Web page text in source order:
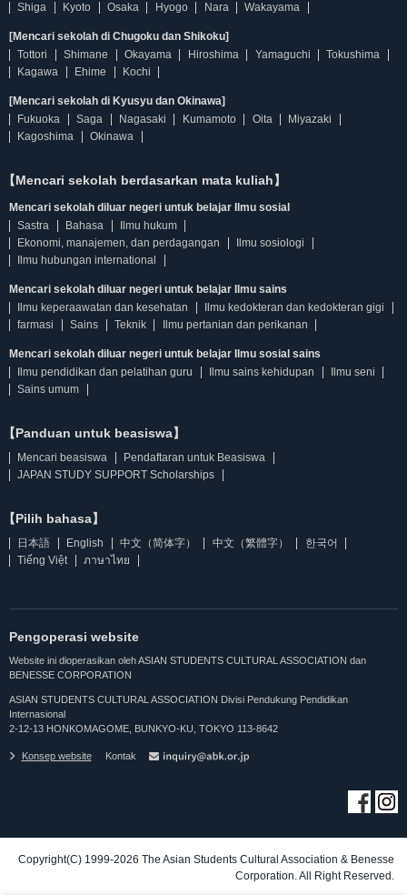
Shiga
Kyoto Osaka Hyogo Nara Wakayama
[Mencari sekolah di Chugoku dan Shikoku]
Tottori
Shimane Okayama Hiroshima Yamaguchi
Tokushima
Kagawa
Ehime Kochi
[Mencari sekolah di Kyusyu dan Okinawa]
Fukuoka
Saga Nagasaki Kumamoto Oita
Miyazaki
Kagoshima
Okinawa
【Mencari sekolah berdasarkan mata kuliah】
Mencari sekolah diluar negeri untuk belajar Ilmu sosial
Sastra
Bahasa
Ilmu hukum
Ekonomi, manajemen, dan perdagangan
Ilmu sosiologi
Ilmu hubungan international
Mencari sekolah diluar negeri untuk belajar Ilmu sains
Ilmu keperaawatan dan kesehatan
Ilmu kedokteran dan kedokteran gigi
farmasi
Sains Teknik Ilmu pertanian dan perikanan
Mencari sekolah diluar negeri untuk belajar Ilmu sosial sains
Ilmu pendidikan dan pelatihan guru
Ilmu sains kehidupan
Ilmu seni
Sains umum
【Panduan untuk beasiswa】
Mencari beasiswa
Pendaftaran untuk Beasiswa
JAPAN STUDY SUPPORT Scholarships
【Pilih bahasa】
日本語 English 中文（简体字） 中文（繁體字）
한국어
Tiếng Việt
ภาษาไทย
Pengoperasi website
Website ini dioperasikan oleh ASIAN STUDENTS CULTURAL ASSOCIATION dan
BENESSE CORPORATION
ASIAN STUDENTS CULTURAL ASSOCIATION Divisi Pendukung Pendidikan
Internasional
2-12-13 HONKOMAGOME, BUNKYO-KU, TOKYO 113-8642
Konsep website Kontak
Copyright(C) 1999-2026 The Asian Students Cultural Association & Benesse
Corporation. All Right Reserved.